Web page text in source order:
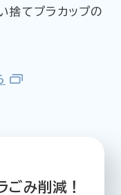
捨てプラカップの
ごみ削減！